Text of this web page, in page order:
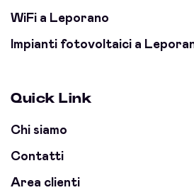
WiFi a Leporano
Impianti fotovoltaici a
Quick Link
Chi siamo
Contatti
Area clienti